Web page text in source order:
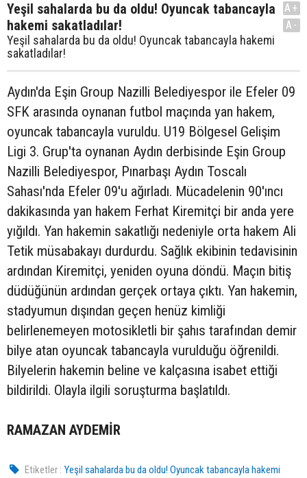
Yeşil sahalarda bu da oldu! Oyuncak tabancayla
hakemi sakatladılar!
Yeşil sahalarda bu da oldu! Oyuncak tabancayla hakemi
sakatladılar!
A+
A-
Aydın'da Eşin Group Nazilli Belediyespor ile Efeler 09
SFK arasında oynanan futbol maçında yan hakem,
oyuncak tabancayla vuruldu. U19 Bölgesel Gelişim
Ligi 3. Grup'ta oynanan Aydın derbisinde Eşin Group
Nazilli Belediyespor, Pınarbaşı Aydın Toscalı
Sahası'nda Efeler 09'u ağırladı. Mücadelenin 90'ıncı
dakikasında yan hakem Ferhat Kiremitçi bir anda yere
yığıldı. Yan hakemin sakatlığı nedeniyle orta hakem Ali
Tetik müsabakayı durdurdu. Sağlık ekibinin tedavisinin
ardından Kiremitçi, yeniden oyuna döndü. Maçın bitiş
düdüğünün ardından gerçek ortaya çıktı. Yan hakemin,
stadyumun dışından geçen henüz kimliği
belirlenemeyen motosikletli bir şahıs tarafından demir
bilye atan oyuncak tabancayla vurulduğu öğrenildi.
Bilyelerin hakemin beline ve kalçasına isabet ettiği
bildirildi. Olayla ilgili soruşturma başlatıldı.
RAMAZAN AYDEMİR
Etiketler : Yeşil sahalarda bu da oldu! Oyuncak tabancayla hakemi